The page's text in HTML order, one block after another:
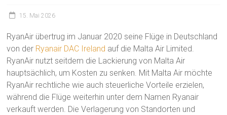
15. Mai 2026
RyanAir übertrug im Januar 2020 seine Flüge in Deutschland
von der Ryanair DAC Ireland auf die Malta Air Limited.
RyanAir nutzt seitdem die Lackierung von Malta Air
hauptsächlich, um Kosten zu senken. Mit Malta Air möchte
RyanAir rechtliche wie auch steuerliche Vorteile erzielen,
während die Flüge weiterhin unter dem Namen Ryanair
verkauft werden. Die Verlagerung von Standorten und